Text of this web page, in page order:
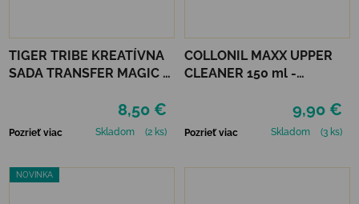
TIGER TRIBE KREATÍVNA
SADA TRANSFER MAGIC -
8,50 €
Pozrieť viac Skladom (2 ks)
COLLONIL MAXX UPPER
CLEANER 150 ml -
9,90 €
Pozrieť viac Skladom (3 ks)
NOVINKA